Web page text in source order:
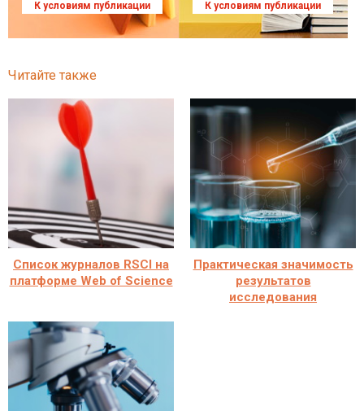
К условиям публикации К условиям публикации
Читайте также
Cписок журналов RSCI на
платформе Web of Science
Практическая значимость
результатов
исследования